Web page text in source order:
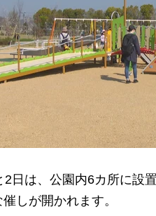
日は、公園内6カ所に設
しが開かれます。